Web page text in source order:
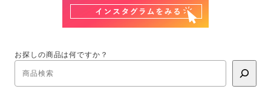
お探しの商品は何ですか？